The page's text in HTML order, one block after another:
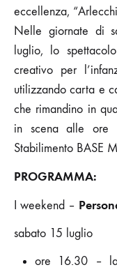
eccellenza,
Nelle giornate di
luglio, lo
creativo per
utilizzando carta e
che rimandino in
in scena alle ore
Stabilimento BASE
PROGRAMMA:
I weekend –
sabato 15 luglio
ore 16.30 –